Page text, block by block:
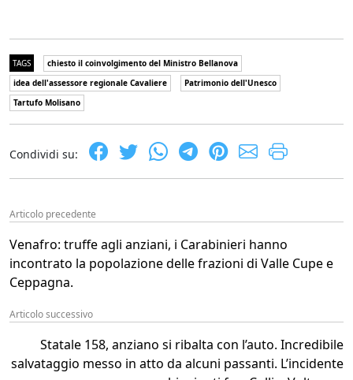
TAGS
chiesto il coinvolgimento del Ministro Bellanova
idea dell'assessore regionale Cavaliere
Patrimonio dell'Unesco
Tartufo Molisano
Condividi su:
Articolo precedente
Venafro: truffe agli anziani, i Carabinieri hanno
incontrato la popolazione delle frazioni di Valle Cupe e
Ceppagna.
Articolo successivo
Statale 158, anziano si ribalta con l’auto. Incredibile
salvataggio messo in atto da alcuni passanti. L’incidente